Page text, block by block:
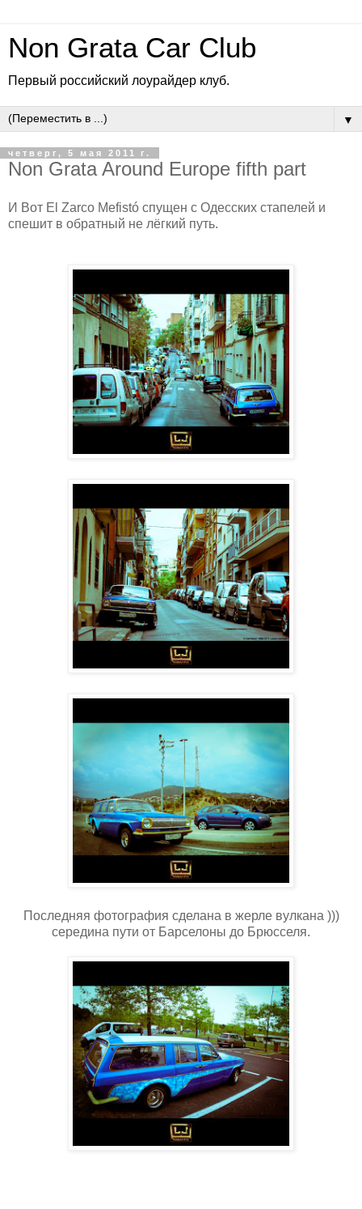
Non Grata Car Club
Первый российский лоурайдер клуб.
▼
четверг, 5 мая 2011 г.
Non Grata Around Europe fifth part
И Вот El Zarco Mefistó спущен с Одесских стапелей и
спешит в обратный не лёгкий путь.
Последняя фотография сделана в жерле вулкана )))
середина пути от Барселоны до Брюсселя.